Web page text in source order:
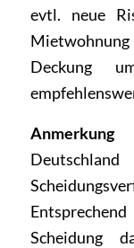
evtl. neue
Deckung
Scheidung